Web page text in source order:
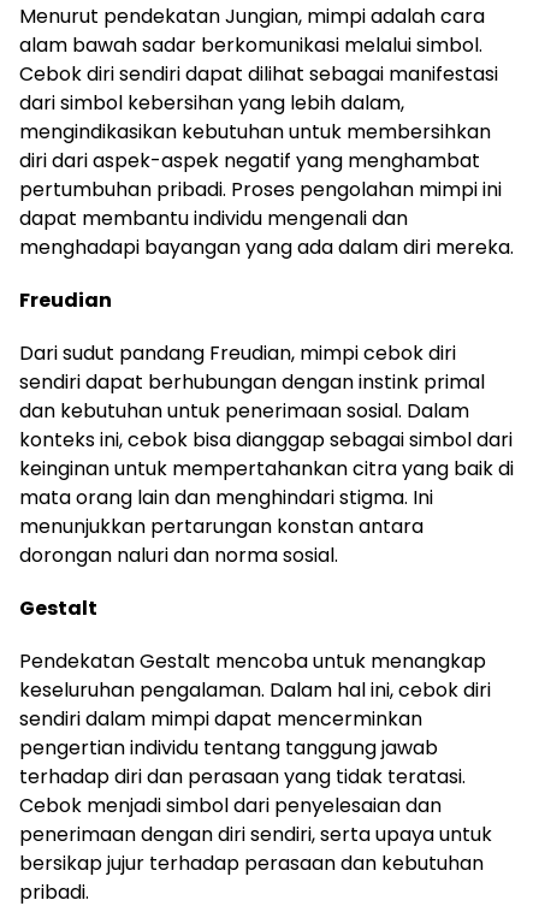
Menurut pendekatan Jungian, mimpi adalah cara
alam bawah sadar berkomunikasi melalui simbol.
Cebok diri sendiri dapat dilihat sebagai manifestasi
dari simbol kebersihan yang lebih dalam,
mengindikasikan kebutuhan untuk membersihkan
diri dari aspek-aspek negatif yang menghambat
pertumbuhan pribadi. Proses pengolahan mimpi ini
dapat membantu individu mengenali dan
menghadapi bayangan yang ada dalam diri mereka.
Freudian
Dari sudut pandang Freudian, mimpi cebok diri
sendiri dapat berhubungan dengan instink primal
dan kebutuhan untuk penerimaan sosial. Dalam
konteks ini, cebok bisa dianggap sebagai simbol dari
keinginan untuk mempertahankan citra yang baik di
mata orang lain dan menghindari stigma. Ini
menunjukkan pertarungan konstan antara
dorongan naluri dan norma sosial.
Gestalt
Pendekatan Gestalt mencoba untuk menangkap
keseluruhan pengalaman. Dalam hal ini, cebok diri
sendiri dalam mimpi dapat mencerminkan
pengertian individu tentang tanggung jawab
terhadap diri dan perasaan yang tidak teratasi.
Cebok menjadi simbol dari penyelesaian dan
penerimaan dengan diri sendiri, serta upaya untuk
bersikap jujur terhadap perasaan dan kebutuhan
pribadi.